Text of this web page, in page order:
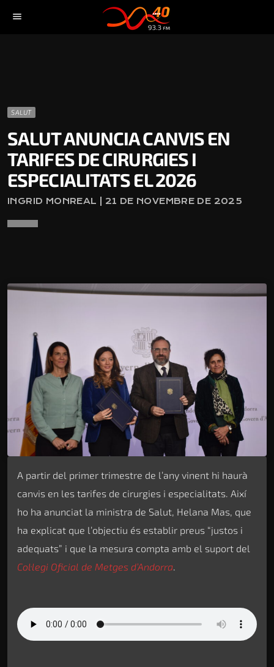
menu
SALUT
SALUT ANUNCIA CANVIS EN
TARIFES DE CIRURGIES I
ESPECIALITATS EL 2026
INGRID MONREAL | 21 DE NOVEMBRE DE 2025
A partir del primer trimestre de l’any vinent hi haurà
canvis en les tarifes de cirurgies i especialitats. Així
ho ha anunciat la ministra de Salut, Helana Mas, que
ha explicat que l’objectiu és establir preus “justos i
adequats” i que la mesura compta amb el suport del
Col·legi Oficial de Metges d’Andorra